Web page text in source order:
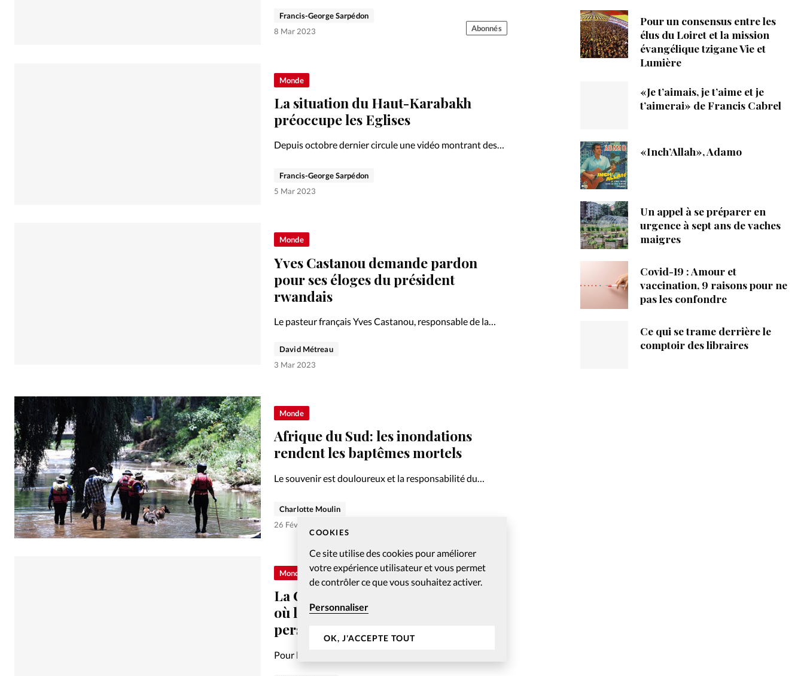
COOKIES
Ce site utilise des cookies pour améliorer
votre expérience utilisateur et vous permet
de contrôler ce que vous souhaitez activer.
Personnaliser
OK, J'ACCEPTE TOUT
lors de ses deux campagnes.
Francis-George Sarpédon
8 Mar 2023
Abonnés
Monde
La situation du Haut-Karabakh
préoccupe les Eglises
Depuis octobre dernier circule une vidéo montrant des
prisonniers arméniens.
Francis-George Sarpédon
5 Mar 2023
Monde
Yves Castanou demande pardon
pour ses éloges du président
rwandais
Le pasteur français Yves Castanou, responsable de la
ses excuses sur Twitter, après avoir fait l’éloge du
président rwandais Paul Kagame.
David Métreau
3 Mar 2023
Monde
Afrique du Sud: les inondations
rendent les baptêmes mortels
Le souvenir est douloureux et la responsabilité du
Charlotte Moulin
26 Fév 2023
Monde
La Corée du Nord redevient le pays
où les chrétiens sont les plus
persécutés
Pour les 30 ans de l'Index mondial de persécution des
Pour un consensus entre les
élus du Loiret et la mission
évangélique tzigane Vie et
Lumière
«Je t’aimais, je t’aime et je
t’aimerai» de Francis Cabrel
«Inch’Allah», Adamo
Un appel à se préparer en
urgence à sept ans de vaches
maigres
Covid-19 : Amour et
vaccination, 9 raisons pour ne
pas les confondre
Ce qui se trame derrière le
comptoir des libraires